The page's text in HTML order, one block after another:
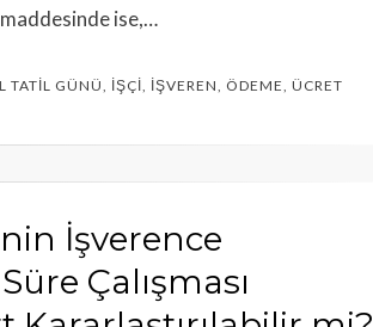
maddesinde ise,…
TATIL GÜNÜ, İŞÇI, İŞVEREN, ÖDEME, ÜCRET
İşverence
Çalışması